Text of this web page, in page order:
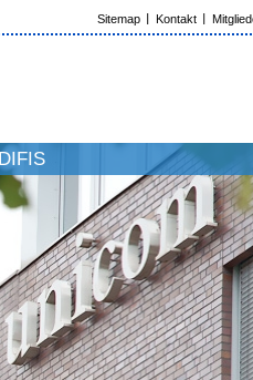
Sitemap Kontakt
DIFIS